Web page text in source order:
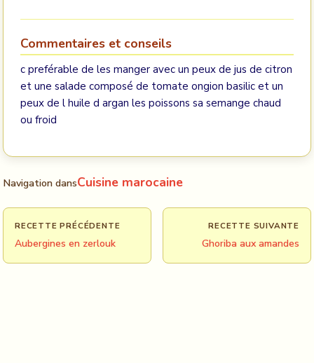
Commentaires et conseils
c preférable de les manger avec un peux de jus de citron
et une salade composé de tomate ongion basilic et un
peux de l huile d argan les poissons sa semange chaud
ou froid
Navigation dansCuisine marocaine
RECETTE PRÉCÉDENTE
Aubergines en zerlouk
RECETTE SUIVANTE
Ghoriba aux amandes